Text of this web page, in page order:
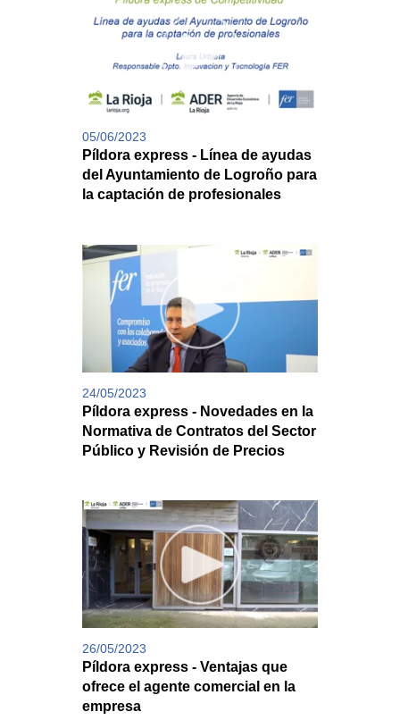
05/06/2023
Píldora express - Línea de ayudas
del Ayuntamiento de Logroño para
la captación de profesionales
24/05/2023
Píldora express - Novedades en la
Normativa de Contratos del Sector
Público y Revisión de Precios
26/05/2023
Píldora express - Ventajas que
ofrece el agente comercial en la
empresa